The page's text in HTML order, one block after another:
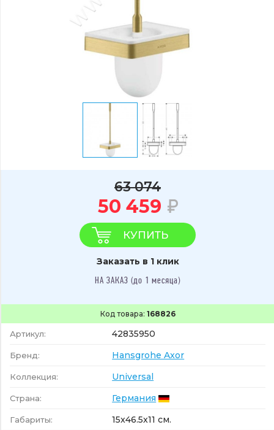
Код товара: 168826
Артикул: 42835950
Бренд: Hansgrohe Axor
Коллекция: Universal
Страна: Германия
Габариты: 15x46.5x11 см.
63 074
50 459
КУПИТЬ
Заказать в 1 клик
НА ЗАКАЗ (до 1 месяца)